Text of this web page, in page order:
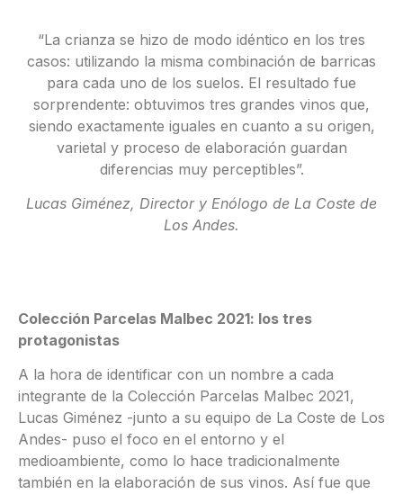
“La crianza se hizo de modo idéntico en los tres
casos: utilizando la misma combinación de barricas
para cada uno de los suelos. El resultado fue
sorprendente: obtuvimos tres grandes vinos que,
siendo exactamente iguales en cuanto a su origen,
varietal y proceso de elaboración guardan
diferencias muy perceptibles”.
Lucas Giménez, Director y Enólogo de La Coste de
Los Andes.
Colección Parcelas Malbec 2021: los tres
protagonistas
A la hora de identificar con un nombre a cada
integrante de la Colección Parcelas Malbec 2021,
Lucas Giménez -junto a su equipo de La Coste de Los
Andes- puso el foco en el entorno y el
medioambiente, como lo hace tradicionalmente
también en la elaboración de sus vinos. Así fue que